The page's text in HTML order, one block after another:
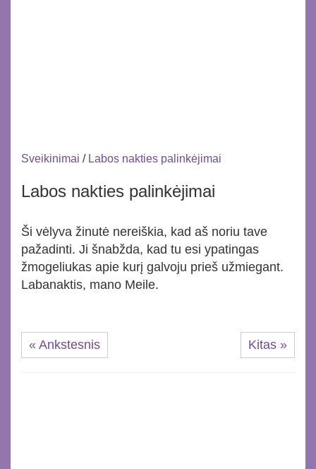
Sveikinimai / Labos nakties palinkėjimai
Labos nakties palinkėjimai
Ši vėlyva žinutė nereiškia, kad aš noriu tave
pažadinti. Ji šnabžda, kad tu esi ypatingas
žmogeliukas apie kurį galvoju prieš užmiegant.
Labanaktis, mano Meile.
« Ankstesnis Kitas »